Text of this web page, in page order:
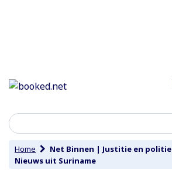
Home Net Binnen | Justitie en politie
Nieuws uit Suriname